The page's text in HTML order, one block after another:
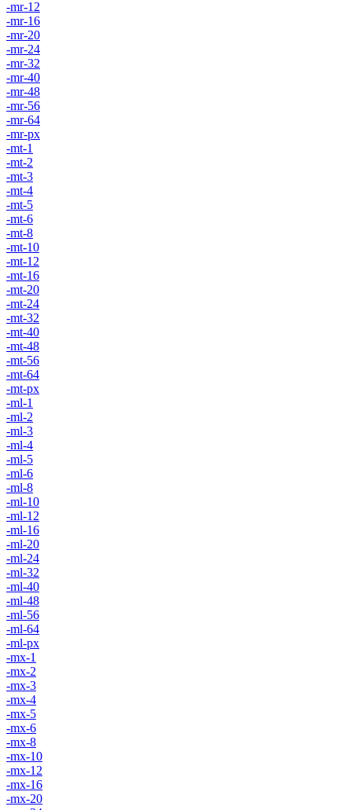
-mr-12
-mr-16
-mr-20
-mr-24
-mr-32
-mr-40
-mr-48
-mr-56
-mr-64
-mr-px
-mt-1
-mt-2
-mt-3
-mt-4
-mt-5
-mt-6
-mt-8
-mt-10
-mt-12
-mt-16
-mt-20
-mt-24
-mt-32
-mt-40
-mt-48
-mt-56
-mt-64
-mt-px
-ml-1
-ml-2
-ml-3
-ml-4
-ml-5
-ml-6
-ml-8
-ml-10
-ml-12
-ml-16
-ml-20
-ml-24
-ml-32
-ml-40
-ml-48
-ml-56
-ml-64
-ml-px
-mx-1
-mx-2
-mx-3
-mx-4
-mx-5
-mx-6
-mx-8
-mx-10
-mx-12
-mx-16
-mx-20